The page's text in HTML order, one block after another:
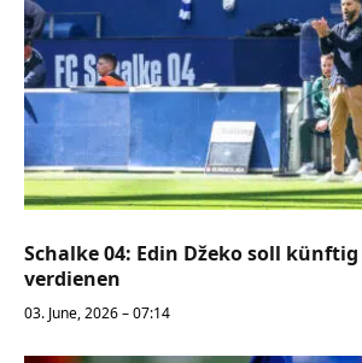
Schalke 04: Edin Džeko soll
verdienen
03. June, 2026 – 07:14